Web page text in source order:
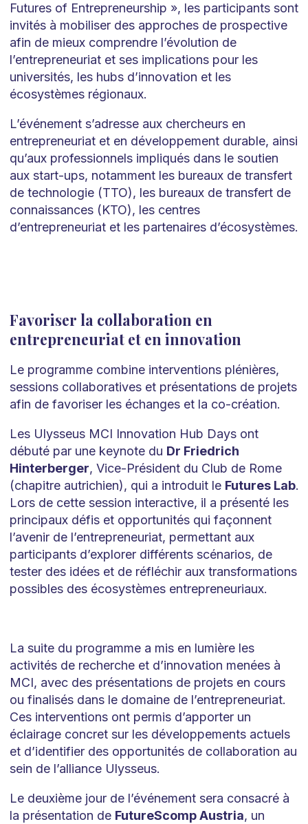
Futures of Entrepreneurship », les participants sont
invités à mobiliser des approches de prospective
afin de mieux comprendre l’évolution de
l’entrepreneuriat et ses implications pour les
universités, les hubs d’innovation et les
écosystèmes régionaux.
L’événement s’adresse aux chercheurs en
entrepreneuriat et en développement durable, ainsi
qu’aux professionnels impliqués dans le soutien
aux start-ups, notamment les bureaux de transfert
de technologie (TTO), les bureaux de transfert de
connaissances (KTO), les centres
d’entrepreneuriat et les partenaires d’écosystèmes.
Favoriser la collaboration en
entrepreneuriat et en innovation
Le programme combine interventions plénières,
sessions collaboratives et présentations de projets
afin de favoriser les échanges et la co-création.
Les Ulysseus MCI Innovation Hub Days ont
débuté par une keynote du Dr Friedrich
Hinterberger, Vice-Président du Club de Rome
(chapitre autrichien), qui a introduit le Futures Lab.
Lors de cette session interactive, il a présenté les
principaux défis et opportunités qui façonnent
l’avenir de l’entrepreneuriat, permettant aux
participants d’explorer différents scénarios, de
tester des idées et de réfléchir aux transformations
possibles des écosystèmes entrepreneuriaux.
La suite du programme a mis en lumière les
activités de recherche et d’innovation menées à
MCI, avec des présentations de projets en cours
ou finalisés dans le domaine de l’entrepreneuriat.
Ces interventions ont permis d’apporter un
éclairage concret sur les développements actuels
et d’identifier des opportunités de collaboration au
sein de l’alliance Ulysseus.
Le deuxième jour de l’événement sera consacré à
la présentation de FutureScomp Austria, un